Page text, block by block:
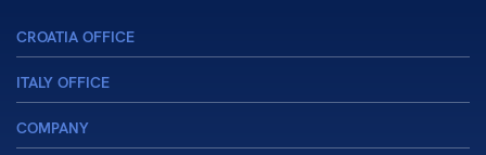
CROATIA OFFICE
sales@venezialines.com
+385 52 422 896
ITALY OFFICE
info@venezialines.com
COMPANY